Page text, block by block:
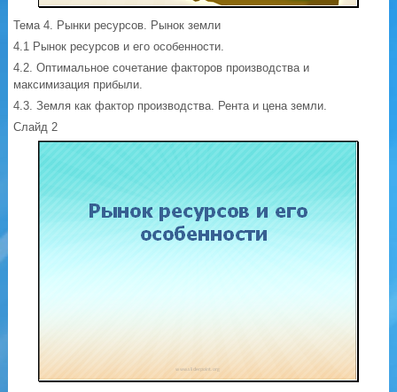
Тема 4. Рынки ресурсов. Рынок земли
4.1 Рынок ресурсов и его особенности.
4.2. Оптимальное сочетание факторов производства и
максимизация прибыли.
4.3. Земля как фактор производства. Рента и цена земли.
Слайд 2